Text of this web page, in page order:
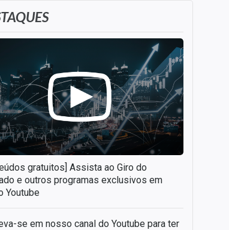
gratuitos] Assista ao Giro do
e outros programas exclusivos em
Youtube
se em nosso canal do Youtube para ter